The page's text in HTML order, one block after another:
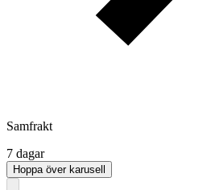
Samfrakt
7 dagar
Hoppa över karusell